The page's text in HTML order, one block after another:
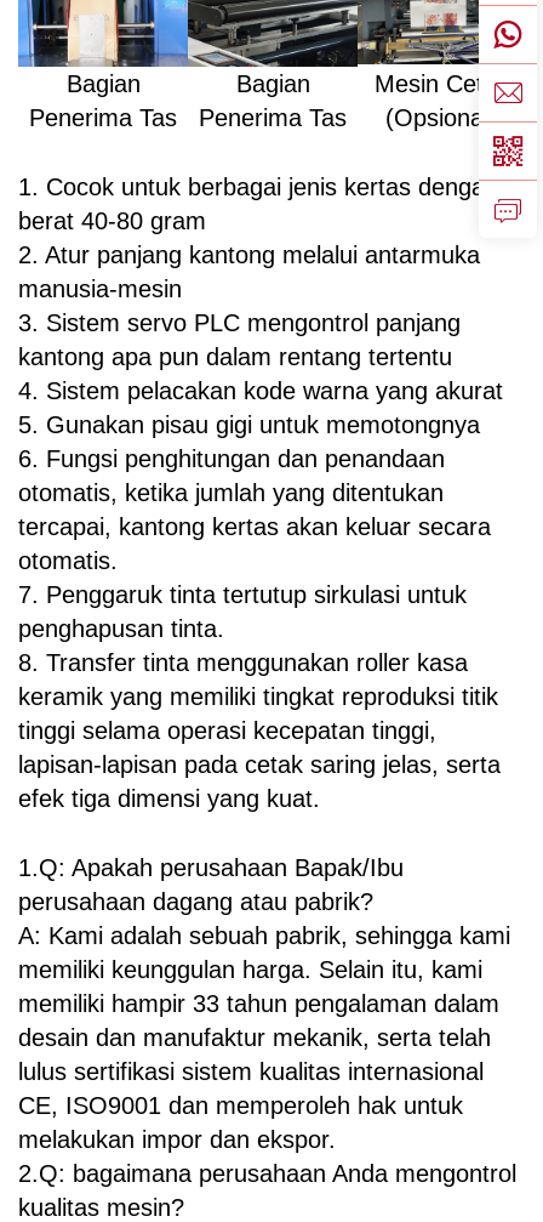
Bagian
Penerima Tas
Bagian
Penerima Tas
Mesin Cetak
(Opsional)
1. Cocok untuk berbagai jenis kertas dengan
berat 40-80 gram
2. Atur panjang kantong melalui antarmuka
manusia-mesin
3. Sistem servo PLC mengontrol panjang
kantong apa pun dalam rentang tertentu
4. Sistem pelacakan kode warna yang akurat
5. Gunakan pisau gigi untuk memotongnya
6. Fungsi penghitungan dan penandaan
otomatis, ketika jumlah yang ditentukan
tercapai, kantong kertas akan keluar secara
otomatis.
7. Penggaruk tinta tertutup sirkulasi untuk
penghapusan tinta.
8. Transfer tinta menggunakan roller kasa
keramik yang memiliki tingkat reproduksi titik
tinggi selama operasi kecepatan tinggi,
lapisan-lapisan pada cetak saring jelas, serta
efek tiga dimensi yang kuat.
1.Q: Apakah perusahaan Bapak/Ibu
perusahaan dagang atau pabrik?
A: Kami adalah sebuah pabrik, sehingga kami
memiliki keunggulan harga. Selain itu, kami
memiliki hampir 33 tahun pengalaman dalam
desain dan manufaktur mekanik, serta telah
lulus sertifikasi sistem kualitas internasional
CE, ISO9001 dan memperoleh hak untuk
melakukan impor dan ekspor.
2.Q: bagaimana perusahaan Anda mengontrol
kualitas mesin?